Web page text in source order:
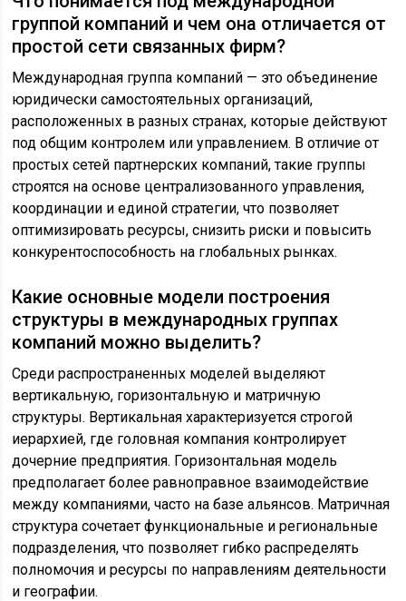
группой компаний и чем она отличается от
простой сети связанных фирм?
Международная группа компаний — это объединение
юридически самостоятельных организаций,
расположенных в разных странах, которые действуют
под общим контролем или управлением. В отличие от
простых сетей партнерских компаний, такие группы
строятся на основе централизованного управления,
координации и единой стратегии, что позволяет
оптимизировать ресурсы, снизить риски и повысить
конкурентоспособность на глобальных рынках.
Какие основные модели построения
структуры в международных группах
компаний можно выделить?
Среди распространенных моделей выделяют
вертикальную, горизонтальную и матричную
структуры. Вертикальная характеризуется строгой
иерархией, где головная компания контролирует
дочерние предприятия. Горизонтальная модель
предполагает более равноправное взаимодействие
между компаниями, часто на базе альянсов. Матричная
структура сочетает функциональные и региональные
подразделения, что позволяет гибко распределять
полномочия и ресурсы по направлениям деятельности
и географии.